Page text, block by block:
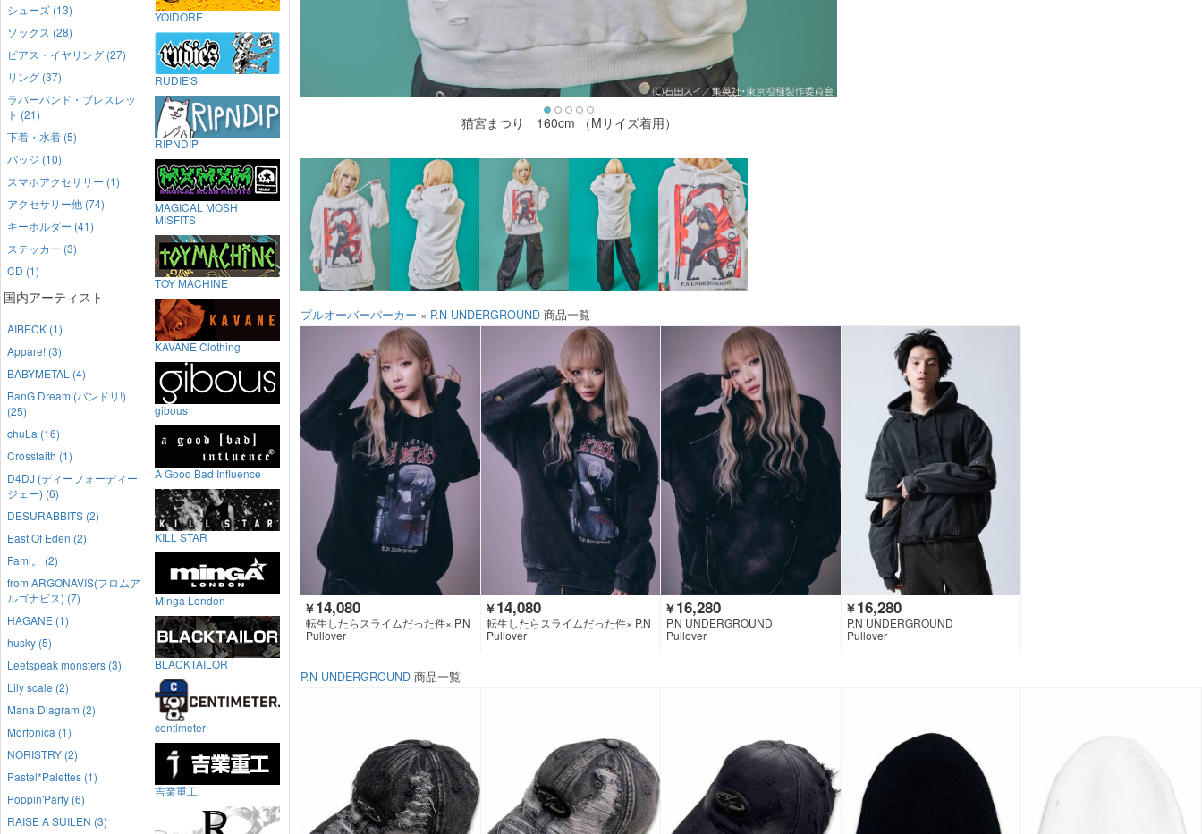
猫宮まつり 160cm （Mサイズ着用）
プルオーバーパーカー × P.N UNDERGROUND 商品一覧
￥14,080
転生したらスライムだった件× P.N
UNDERGROUND
Pullover
￥14,080
転生したらスライムだった件× P.N
UNDERGROUND
Pullover
￥16,280
P.N UNDERGROUND
Pullover
￥16,280
P.N UNDERGROUND
Pullover
P.N UNDERGROUND 商品一覧
シューズ (13)
ソックス (28)
ピアス・イヤリング (27)
リング (37)
ラバーバンド・ブレスレッ
ト (21)
下着・水着 (5)
バッジ (10)
スマホアクセサリー (1)
アクセサリー他 (74)
キーホルダー (41)
ステッカー (3)
CD (1)
国内アーティスト
AIBECK (1)
Appare! (3)
BABYMETAL (4)
BanG Dream!(バンドリ!)
(25)
chuLa (16)
Crossfaith (1)
D4DJ (ディーフォーディー
ジェー) (6)
DESURABBITS (2)
East Of Eden (2)
Fami。 (2)
from ARGONAVIS(フロムア
ルゴナビス) (7)
HAGANE (1)
husky (5)
Leetspeak monsters (3)
Lily scale (2)
Mana Diagram (2)
Morfonica (1)
NORISTRY (2)
Pastel*Palettes (1)
Poppin'Party (6)
RAISE A SUILEN (3)
YOIDORE
RUDIE'S
RIPNDIP
MAGICAL MOSH
MISFITS
TOY MACHINE
KAVANE Clothing
gibous
A Good Bad Influence
KILL STAR
Minga London
BLACKTAILOR
centimeter
吉業重工